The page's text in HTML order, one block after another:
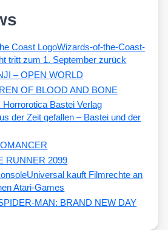
Wizards-of-the-Coast-
tritt zum 1. September zurück
– OPEN WORLD
OF BLOOD AND BONE
der Zeit gefallen – Bastei und der
RUNNER 2099
Universal kauft Filmrechte an
Atari-Games
MAN: BRAND NEW DAY